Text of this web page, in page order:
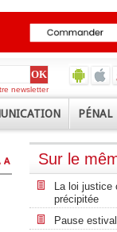
newsletter
PÉNAL
Sur le
La loi justice
précipitée
Pause